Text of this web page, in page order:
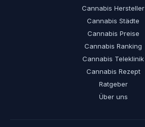
Cannabis Hersteller
Cannabis Städte
Cannabis Preise
Cannabis Ranking
Cannabis Teleklinik
Cannabis Rezept
Ratgeber
Über uns